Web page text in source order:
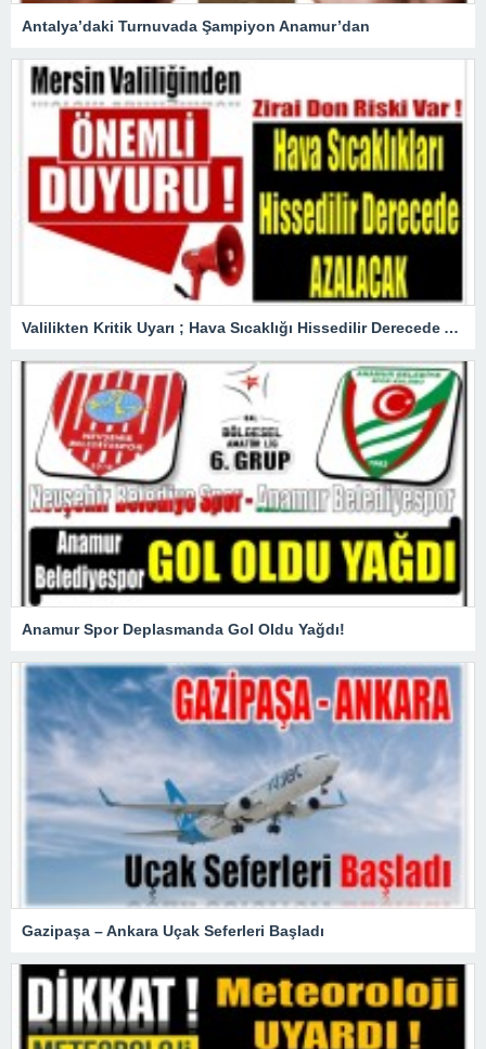
Antalya’daki Turnuvada Şampiyon Anamur’dan
Valilikten Kritik Uyarı ; Hava Sıcaklığı Hissedilir Derecede Azalacak!
Anamur Spor Deplasmanda Gol Oldu Yağdı!
Gazipaşa – Ankara Uçak Seferleri Başladı